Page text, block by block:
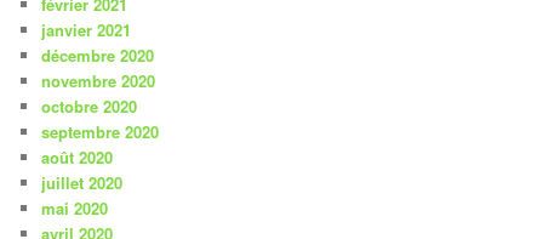
février 2021
janvier 2021
décembre 2020
novembre 2020
octobre 2020
septembre 2020
août 2020
juillet 2020
mai 2020
avril 2020